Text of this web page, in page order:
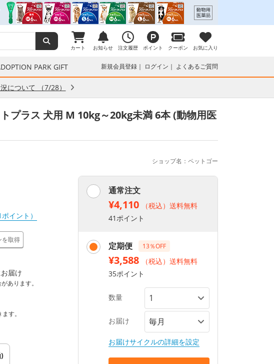
カート お知らせ 注文履歴 ポイント クーポン お気に入り
PARK GIFT 新規会員登録 ログイン よくあるご質問
について （7/28）
プラス 犬用 M 10kg～20kg未満 6本 (動物用医
ショップ名：ペットゴー
イント）
を取得
届け
あります。
す。
通常注文
¥4,110
（税込）送料無料
41ポイント
定期便 13％OFF
¥3,588
（税込）送料無料
35ポイント
数量
お届け
お届けサイクルの詳細を設定